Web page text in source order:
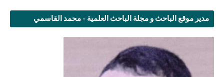
مدير موقع الباحث و مجلة الباحث العلمية - محمد القاسمي